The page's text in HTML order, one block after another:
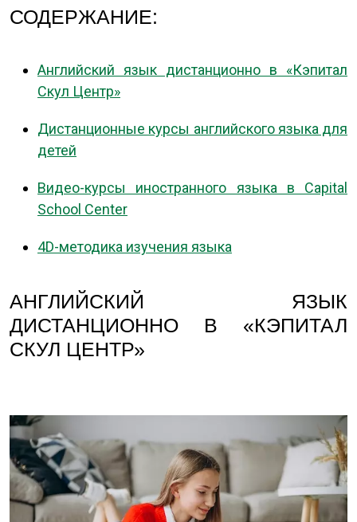
СОДЕРЖАНИЕ:
Английский язык дистанционно в «Кэпитал
Скул Центр»
Дистанционные курсы английского языка для
детей
Видео-курсы иностранного языка в Capital
School Center
4D-методика изучения языка
АНГЛИЙСКИЙ ЯЗЫК
ДИСТАНЦИОННО В «КЭПИТАЛ
СКУЛ ЦЕНТР»